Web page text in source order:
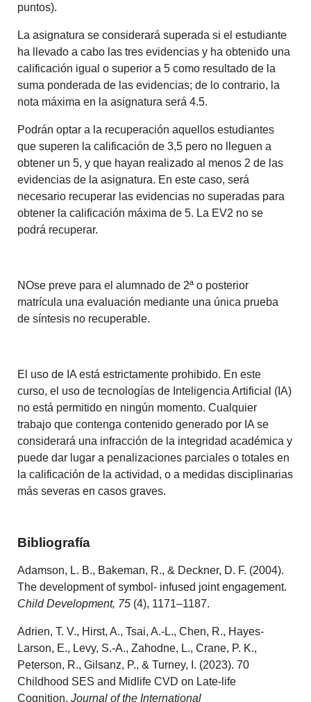
puntos).
La asignatura se considerará superada si el estudiante
ha llevado a cabo las tres evidencias y ha obtenido una
calificación igual o superior a 5 como resultado de la
suma ponderada de las evidencias; de lo contrario, la
nota máxima en la asignatura será 4.5.
Podrán optar a la recuperación aquellos estudiantes
que superen la calificación de 3,5 pero no lleguen a
obtener un 5, y que hayan realizado al menos 2 de las
evidencias de la asignatura. En este caso, será
necesario recuperar las evidencias no superadas para
obtener la calificación máxima de 5. La EV2 no se
podrá recuperar.
NOse preve para el alumnado de 2ª o posterior
matrícula una evaluación mediante una única prueba
de síntesis no recuperable.
El uso de IA está estrictamente prohibido. En este
curso, el uso de tecnologías de Inteligencia Artificial (IA)
no está permitido en ningún momento. Cualquier
trabajo que contenga contenido generado por IA se
considerará una infracción de la integridad académica y
puede dar lugar a penalizaciones parciales o totales en
la calificación de la actividad, o a medidas disciplinarias
más severas en casos graves.
Bibliografía
Adamson, L. B., Bakeman, R., & Deckner, D. F. (2004).
The development of symbol- infused joint engagement.
Child Development, 75 (4), 1171–1187.
Adrien, T. V., Hirst, A., Tsai, A.-L., Chen, R., Hayes-
Larson, E., Levy, S.-A., Zahodne, L., Crane, P. K.,
Peterson, R., Gilsanz, P., & Turney, I. (2023). 70
Childhood SES and Midlife CVD on Late-life
Cognition.Journal of the International